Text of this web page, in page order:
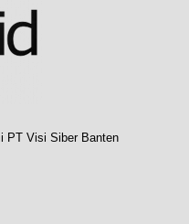
PT Visi Siber Banten